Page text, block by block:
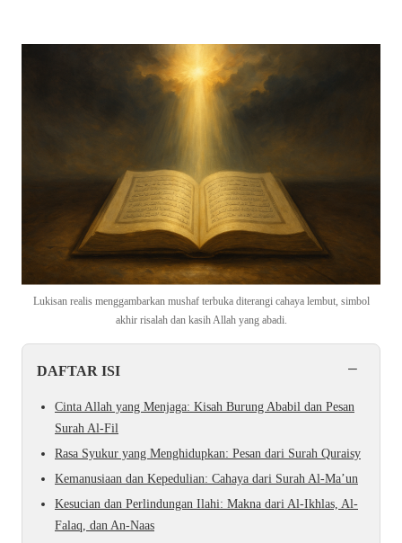
Lukisan realis menggambarkan mushaf terbuka diterangi cahaya lembut, simbol
akhir risalah dan kasih Allah yang abadi.
DAFTAR ISI −
Cinta Allah yang Menjaga: Kisah Burung Ababil dan Pesan
Surah Al-Fil
Rasa Syukur yang Menghidupkan: Pesan dari Surah Quraisy
Kemanusiaan dan Kepedulian: Cahaya dari Surah Al-Ma’un
Kesucian dan Perlindungan Ilahi: Makna dari Al-Ikhlas, Al-
Falaq, dan An-Naas